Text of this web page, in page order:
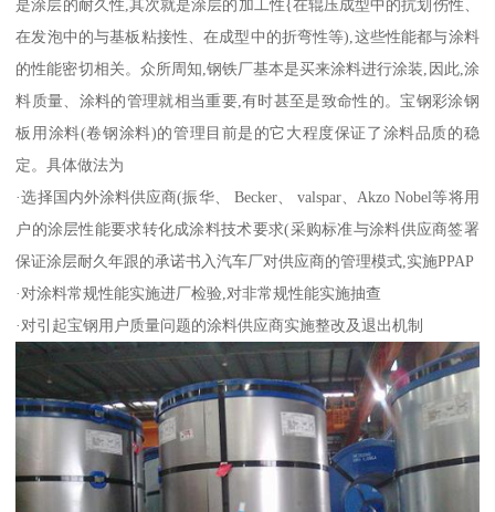
是涂层的耐久性,其次就是涂层的加工性{在辊压成型中的抗划伤性、
在发泡中的与基板粘接性、在成型中的折弯性等),这些性能都与涂料
的性能密切相关。众所周知,钢铁厂基本是买来涂料进行涂装,因此,涂
料质量、涂料的管理就相当重要,有时甚至是致命性的。宝钢彩涂钢
板用涂料(卷钢涂料)的管理目前是的它大程度保证了涂料品质的稳
定。具体做法为
·选择国内外涂料供应商(振华、 Becker、 valspar、Akzo Nobel等将用
户的涂层性能要求转化成涂料技术要求(采购标准与涂料供应商签署
保证涂层耐久年跟的承诺书入汽车厂对供应商的管理模式,实施PPAP
·对涂料常规性能实施进厂检验,对非常规性能实施抽查
·对引起宝钢用户质量问题的涂料供应商实施整改及退出机制